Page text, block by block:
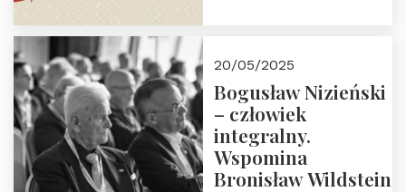
20/05/2025
Bogusław Nizieński
– człowiek
integralny.
Wspomina
Bronisław Wildstein